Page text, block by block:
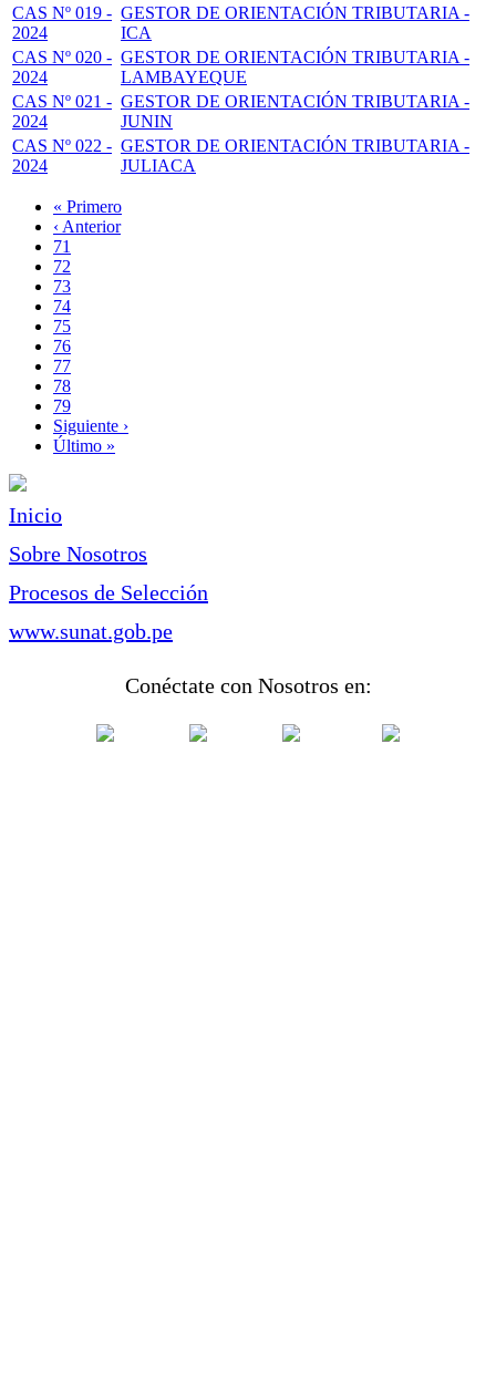
CAS Nº 019 -
2024
GESTOR DE ORIENTACIÓN TRIBUTARIA -
ICA
CAS Nº 020 -
2024
GESTOR DE ORIENTACIÓN TRIBUTARIA -
LAMBAYEQUE
CAS Nº 021 -
2024
GESTOR DE ORIENTACIÓN TRIBUTARIA -
JUNIN
CAS Nº 022 -
2024
GESTOR DE ORIENTACIÓN TRIBUTARIA -
JULIACA
Paginación
Primera
página
« Primero
Página
anterior
‹ Anterior
Page
71
Page
72
Page
73
Page
74
Página
actual
75
Page
76
Page
77
Page
78
Page
79
Siguiente
página
Siguiente ›
Última
Último »
Inicio
Sobre Nosotros
Procesos de Selección
www.sunat.gob.pe
Conéctate con Nosotros en: